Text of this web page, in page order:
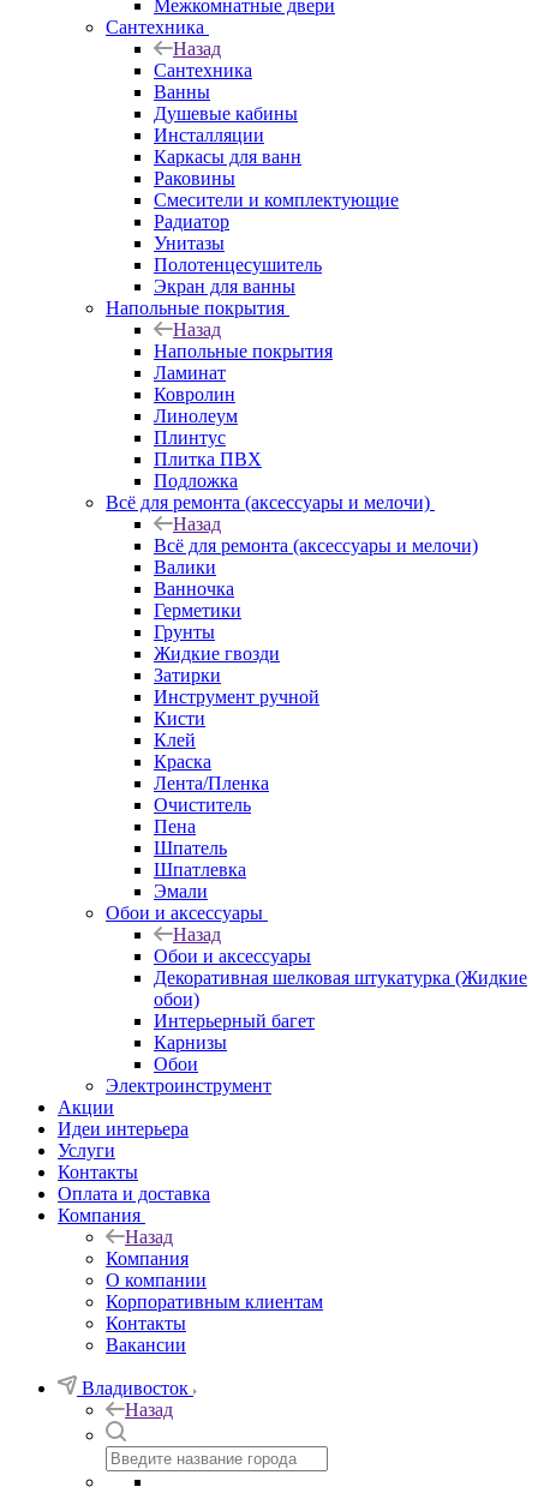
Межкомнатные двери
Сантехника
Назад
Сантехника
Ванны
Душевые кабины
Инсталляции
Каркасы для ванн
Раковины
Смесители и комплектующие
Радиатор
Унитазы
Полотенцесушитель
Экран для ванны
Напольные покрытия
Назад
Напольные покрытия
Ламинат
Ковролин
Линолеум
Плинтус
Плитка ПВХ
Подложка
Всё для ремонта (аксессуары и мелочи)
Назад
Всё для ремонта (аксессуары и мелочи)
Валики
Ванночка
Герметики
Грунты
Жидкие гвозди
Затирки
Инструмент ручной
Кисти
Клей
Краска
Лента/Пленка
Очиститель
Пена
Шпатель
Шпатлевка
Эмали
Обои и аксессуары
Назад
Обои и аксессуары
Декоративная шелковая штукатурка (Жидкие
обои)
Интерьерный багет
Карнизы
Обои
Электроинструмент
Акции
Идеи интерьера
Услуги
Контакты
Оплата и доставка
Компания
Назад
Компания
О компании
Корпоративным клиентам
Контакты
Вакансии
Владивосток
Назад